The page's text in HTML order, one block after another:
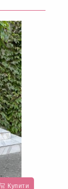
Купити